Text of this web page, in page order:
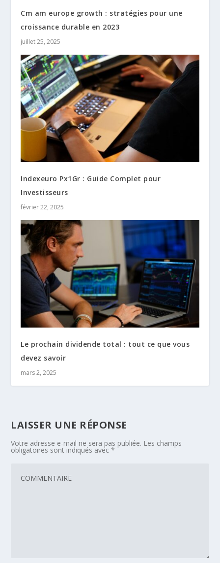
Cm am europe growth : stratégies pour une
croissance durable en 2023
juillet 25, 2025
Indexeuro Px1Gr : Guide Complet pour
Investisseurs
février 22, 2025
Le prochain dividende total : tout ce que vous
devez savoir
mars 2, 2025
LAISSER UNE RÉPONSE
Votre adresse e-mail ne sera pas publiée. Les champs
obligatoires sont indiqués avec*